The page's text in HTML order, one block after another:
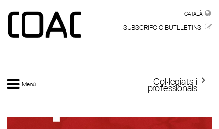
CATALÀ
SUBSCRIPCIÓ BUTLLETINS
Menú Col·legiats i
professionals